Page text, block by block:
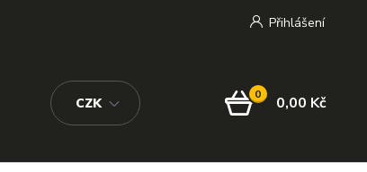
CZK
Přihlášení
0 0,00 Kč